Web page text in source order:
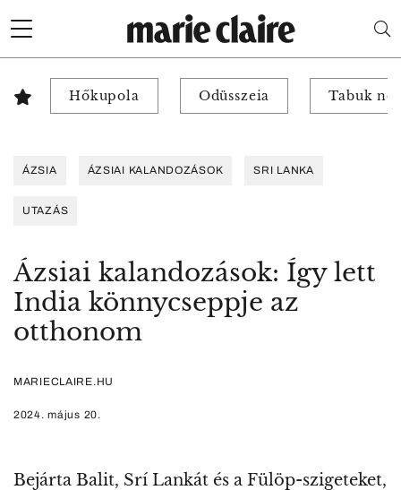
Hőkupola Odüsszeia Tabuk
ÁZSIA ÁZSIAI KALANDOZÁSOK SRI LANKA
UTAZÁS
Ázsiai kalandozások: Így lett
India könnycseppje az
otthonom
MARIECLAIRE.HU
2024. május 20.
Bejárta Balit, Srí Lankát és a Fülöp-szigeteket,